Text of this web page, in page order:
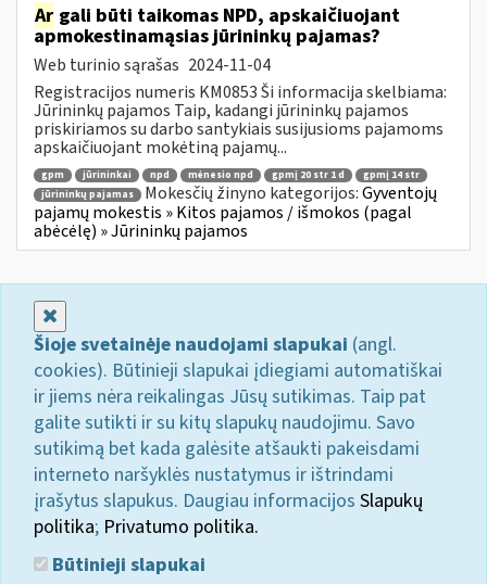
Ar gali būti taikomas NPD, apskaičiuojant
apmokestinamąsias jūrininkų pajamas?
Web turinio sąrašas 2024-11-04
Registracijos numeris KM0853 Ši informacija skelbiama:
Jūrininkų pajamos Taip, kadangi jūrininkų pajamos
priskiriamos su darbo santykiais susijusioms pajamoms
apskaičiuojant mokėtiną pajamų...
gpm jūrininkai npd mėnesio npd gpmį 20 str 1 d
gpmį 14 str
jūrininkų pajamas
Mokesčių žinyno kategorijos:Gyventojų
pajamų mokestis » Kitos pajamos / išmokos (pagal
abėcėlę) » Jūrininkų pajamos
Šioje svetainėje naudojami slapukai (angl.
cookies). Būtinieji slapukai įdiegiami automatiškai
ir jiems nėra reikalingas Jūsų sutikimas. Taip pat
galite sutikti ir su kitų slapukų naudojimu. Savo
sutikimą bet kada galėsite atšaukti pakeisdami
interneto naršyklės nustatymus ir ištrindami
įrašytus slapukus. Daugiau informacijos Slapukų
politika; Privatumo politika.
Būtinieji slapukai